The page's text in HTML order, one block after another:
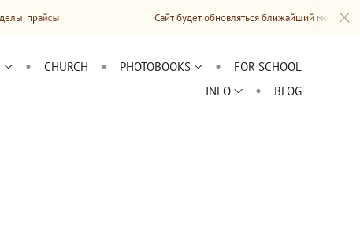
CHURCH PHOTOBOOKS
FOR SCHOOL
INFO
BLOG
Сайт будет обновляться ближайший месяц: альбомы,